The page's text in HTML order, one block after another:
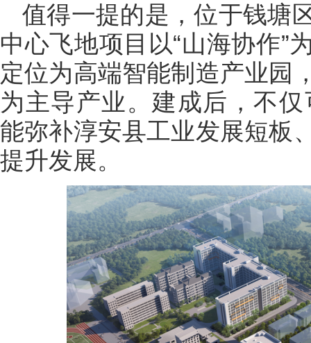
值得一提的是，位于钱塘
中心飞地项目以“山海协作”
定位为高端智能制造产业园
为主导产业。建成后，不
能弥补淳安县工业发展短板
提升发展。